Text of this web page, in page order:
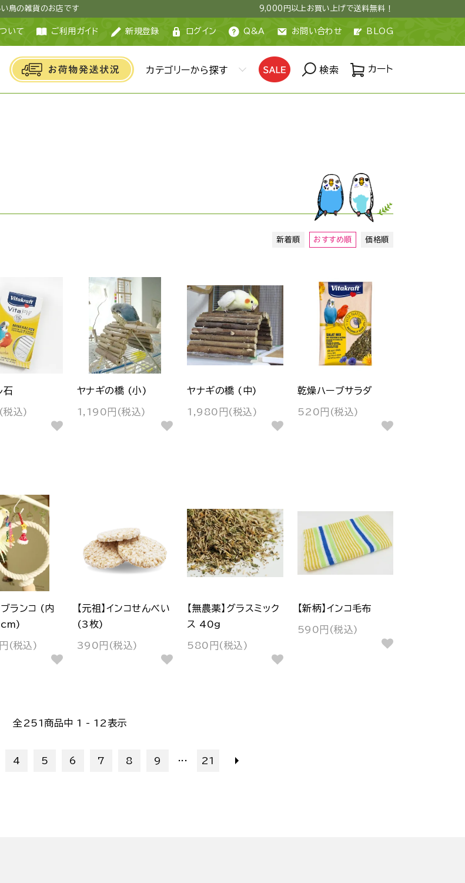
い鳥の雑貨のお店です 9,000円以上お買い上げで送料無料！
いて ご利用ガイド 新規登録 ログイン Q&A お問い合わせ BLOG
カテゴリーから探す 検索 カート
新着順 おすすめ順 価格順
石
込)
ヤナギの橋 (小)
1,190円(税込)
ヤナギの橋 (中)
1,980円(税込)
乾燥ハーブサラダ
520円(税込)
ブランコ (内
(税込)
【元祖】インコせんべい
(3枚)
390円(税込)
【無農薬】グラスミック
ス 40g
580円(税込)
【新柄】インコ毛布
590円(税込)
全251商品中 1 - 12表示
4 5 6 7 8 9 ... 21